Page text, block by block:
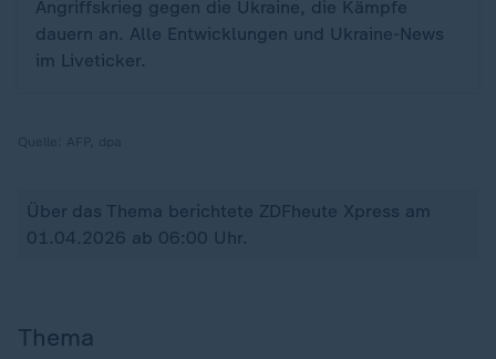
Angriffskrieg gegen die Ukraine, die Kämpfe
dauern an. Alle Entwicklungen und Ukraine-News
im Liveticker.
Über das Thema berichtete ZDFheute Xpress am
01.04.2026 ab 06:00 Uhr.
Thema